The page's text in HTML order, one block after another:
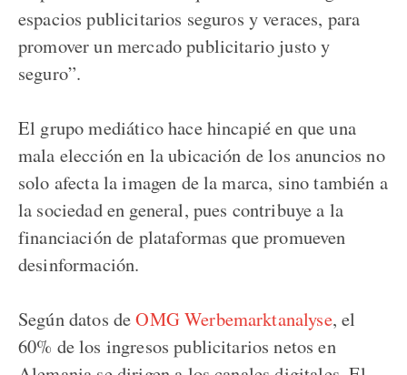
espacios publicitarios seguros y veraces, para
promover un mercado publicitario justo y
seguro”.
El grupo mediático hace hincapié en que una
mala elección en la ubicación de los anuncios no
solo afecta la imagen de la marca, sino también a
la sociedad en general, pues contribuye a la
financiación de plataformas que promueven
desinformación.
Según datos deOMG Werbemarktanalyse, el
60% de los ingresos publicitarios netos en